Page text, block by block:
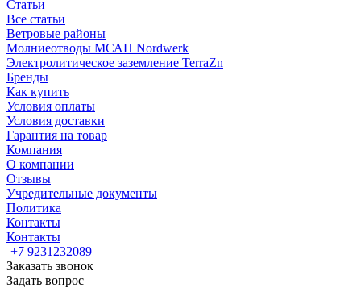
Статьи
Все статьи
Ветровые районы
Молниеотводы МСАП Nordwerk
Электролитическое заземление TerraZn
Бренды
Как купить
Условия оплаты
Условия доставки
Гарантия на товар
Компания
О компании
Отзывы
Учредительные документы
Политика
Контакты
Контакты
+7 9231232089
Заказать звонок
Задать вопрос